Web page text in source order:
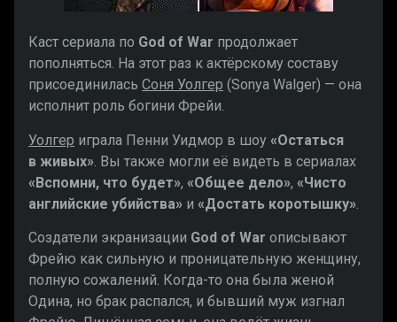
Каст сериала по God of War продолжает
пополняться. На этот раз к актёрскому составу
присоединилась Соня Уолгер (Sonya Walger) — она
исполнит роль богини Фрейи.
Уолгер играла Пенни Уидмор в шоу «Остаться
в живых» . Вы также могли её видеть в сериалах
«Вспомни, что будет», «Общее дело», «Чисто
английские убийства» и «Достать коротышку»
Создатели экранизации God of War описывают
Фрейю как сильную и проницательную женщину,
полную сожалений. Когда-то она была женой
Одина, но брак распался, и бывший муж изгнал